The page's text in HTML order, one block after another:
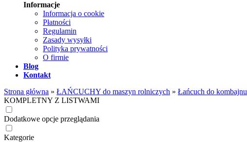
Informacje
Informacja o cookie
Płatności
Regulamin
Zasady wysyłki
Polityka prywatności
O firmie
Blog
Kontakt
Strona główna » ŁAŃCUCHY do maszyn rolniczych » Łańcuch do kombajnu
KOMPLETNY Z LISTWAMI
Dodatkowe opcje przeglądania
Kategorie